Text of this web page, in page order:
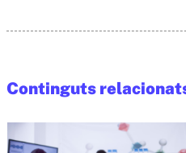
Continguts